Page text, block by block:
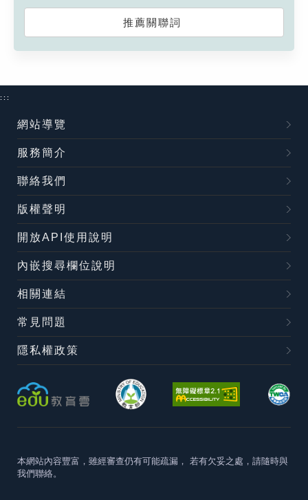
推薦關聯詞
:::
網站導覽
服務簡介
聯絡我們
版權聲明
開放API使用說明
內嵌搜尋欄位說明
相關連結
常見問題
隱私權政策
本網站內容豐富，雖經審查仍有可能疏漏， 若有欠妥之處，請隨時與
我們聯絡。